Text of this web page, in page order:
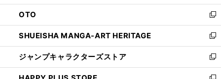
ウ
で
開
く
ン
ド
ウ
で
開
く
OTO
新
し
い
ウ
ィ
ン
SHUEISHA MANGA-ART HERITAGE
新
し
い
ウ
ジャンプキャラクターズストア
新
し